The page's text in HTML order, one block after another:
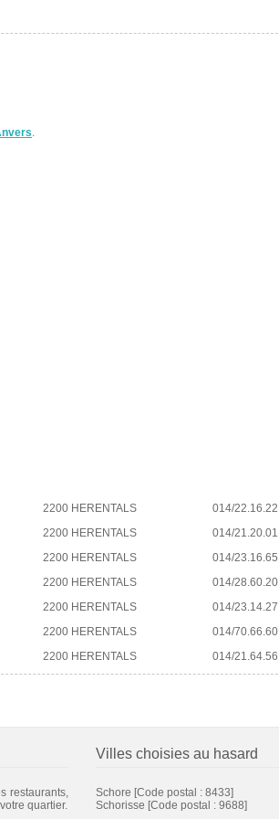
.
2200 HERENTALS
014/22.16.22
2200 HERENTALS
014/21.20.01
2200 HERENTALS
014/23.16.65
2200 HERENTALS
014/28.60.20
2200 HERENTALS
014/23.14.27
2200 HERENTALS
014/70.66.60
2200 HERENTALS 014/21.64.56
restaurants,
quartier.
Villes choisies au hasard
Schore [Code postal : 8433]
Schorisse [Code postal : 9688]